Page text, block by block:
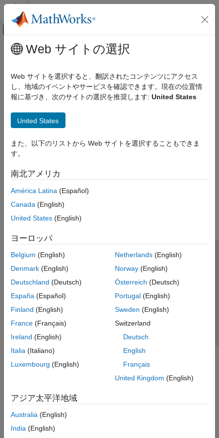
コンテンツへスキップ
オフキャンバス ナビゲーション メ
ドキュメンテーションのホーム
メインコンテンツ
Web サイトの選択
Web サイトを選択すると、翻訳されたコンテンツにアクセス
し、地域のイベントやサービスを確認できます。現在の位置情
報に基づき、次のサイトの選択を推奨します: United States
United States
また、以下のリストから Web サイトを選択することもできま
す。
南北アメリカ
América Latina (Español)
Canada (English)
United States (English)
ヨーロッパ
Belgium (English)
Denmark (English)
Deutschland (Deutsch)
España (Español)
Finland (English)
France (Français)
Ireland (English)
Italia (Italiano)
Luxembourg (English)
Netherlands(English)
Norway(English)
Österreich (Deutsch)
Portugal(English)
Sweden (English)
Switzerland
Deutsch
English
Français
United Kingdom (English)
アジア太平洋地域
Australia (English)
India (English)
トラストセンター
プライバシー ポリシー
違法コピー防止
アプリケーション ステータス
© 1994-2026 The MathWorks, Inc.